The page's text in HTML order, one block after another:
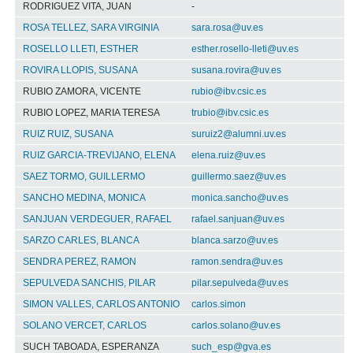
RODRIGUEZ VITA, JUAN
-
ROSA TELLEZ, SARA VIRGINIA
sara.rosa@uv.es
ROSELLO LLETI, ESTHER
esther.rosello-lleti@uv.es
ROVIRA LLOPIS, SUSANA
susana.rovira@uv.es
RUBIO ZAMORA, VICENTE
rubio@ibv.csic.es
RUBIO LOPEZ, MARIA TERESA
trubio@ibv.csic.es
RUIZ RUIZ, SUSANA
suruiz2@alumni.uv.es
RUIZ GARCIA-TREVIJANO, ELENA
elena.ruiz@uv.es
SAEZ TORMO, GUILLERMO
guillermo.saez@uv.es
SANCHO MEDINA, MONICA
monica.sancho@uv.es
SANJUAN VERDEGUER, RAFAEL
rafael.sanjuan@uv.es
SARZO CARLES, BLANCA
blanca.sarzo@uv.es
SENDRA PEREZ, RAMON
ramon.sendra@uv.es
SEPULVEDA SANCHIS, PILAR
pilar.sepulveda@uv.es
SIMON VALLES, CARLOS ANTONIO
carlos.simon
SOLANO VERCET, CARLOS
carlos.solano@uv.es
SUCH TABOADA, ESPERANZA
such_esp@gva.es